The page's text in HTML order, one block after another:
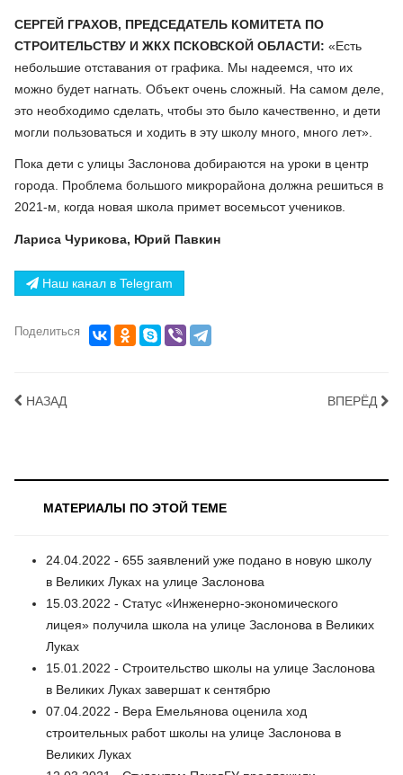
СЕРГЕЙ ГРАХОВ, ПРЕДСЕДАТЕЛЬ КОМИТЕТА ПО
СТРОИТЕЛЬСТВУ И ЖКХ ПСКОВСКОЙ ОБЛАСТИ: «Есть
небольшие отставания от графика. Мы надеемся, что их
можно будет нагнать. Объект очень сложный. На самом деле,
это необходимо сделать, чтобы это было качественно, и дети
могли пользоваться и ходить в эту школу много, много лет».
Пока дети с улицы Заслонова добираются на уроки в центр
города. Проблема большого микрорайона должна решиться в
2021-м, когда новая школа примет восемьсот учеников.
Лариса Чурикова, Юрий Павкин
Наш канал в Telegram
Поделиться
НАЗАД ВПЕРЁД
МАТЕРИАЛЫ ПО ЭТОЙ ТЕМЕ
24.04.2022 - 655 заявлений уже подано в новую школу
в Великих Луках на улице Заслонова
15.03.2022 - Статус «Инженерно-экономического
лицея» получила школа на улице Заслонова в Великих
Луках
15.01.2022 - Строительство школы на улице Заслонова
в Великих Луках завершат к сентябрю
07.04.2022 - Вера Емельянова оценила ход
строительных работ школы на улице Заслонова в
Великих Луках